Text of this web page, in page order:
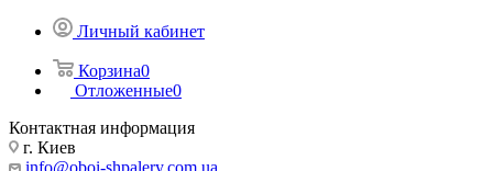
Личный кабинет
Корзина0
Отложенные0
Контактная информация
г. Киев
info@oboi-shpalery.com.ua